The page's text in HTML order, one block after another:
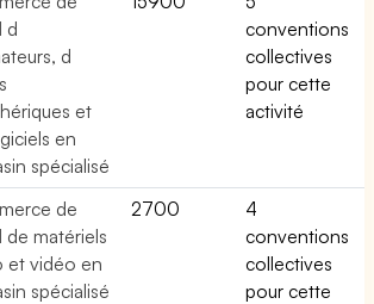
d
d
et
en
spécialisé
conventions
collectives
pour cette
activité
de
de matériels
et vidéo en
spécialisé
2700
4
conventions
collectives
pour cette